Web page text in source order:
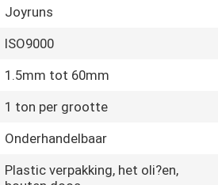
Joyruns
ISO9000
1.5mm tot 60mm
1 ton per grootte
Onderhandelbaar
Plastic verpakking, het oli?en,